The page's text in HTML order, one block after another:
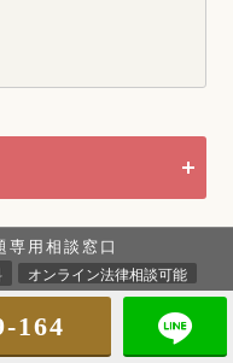
想い
用相談窓口
オンライン法律相談可能
164